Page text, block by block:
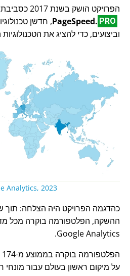
הפרויקט הושק בשנת 2017 כסביבת הדגמה עבור
PageSpeed. PRO
וביצועים, כדי להציג את
Analytics, 2023
כהדגמה הפרויקט היה הצלחה:
ההשקה, הפלטפורמה בוקרה מכל
Google Analytics.
על מיקום ראשון בעולם עבור מונחי